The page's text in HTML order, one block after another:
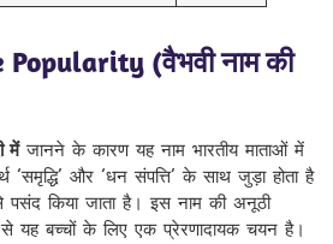
(वैभवी नाम की
मेंजानने के कारण यह नाम भारतीय माताओं में
और ‘धन संपत्ति’ के साथ जुड़ा होता है
किया जाता है। इस नाम की अनूठी
यह बच्चों के लिए एक प्रेरणादायक चयन है।